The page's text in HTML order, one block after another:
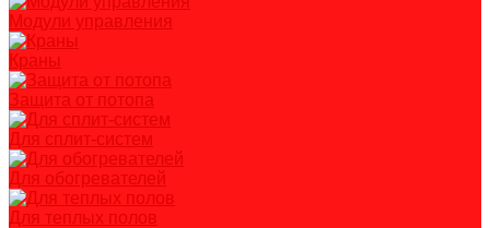
Модули управления
Краны
Защита от потопа
Для сплит-систем
Для обогревателей
Для теплых полов